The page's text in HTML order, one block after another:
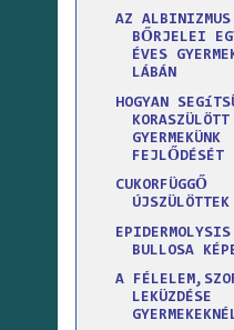
AZ ALBINIZMUS
BŐRJELEI
ÉVES
LÁBÁN
HOGYAN
KORASZÜLÖTT
GYERMEKÜNK
FEJLŐDÉSÉT
CUKORFÜGGŐ
ÚJSZÜLÖTTEK
EPIDERMOLYSIS
BULLOSA
A
LEKÜZDÉSE